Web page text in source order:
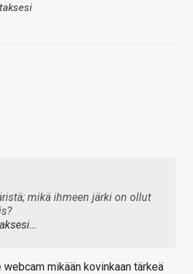
mikä ihmeen järki on ollut
mikään kovinkaan tärkeä